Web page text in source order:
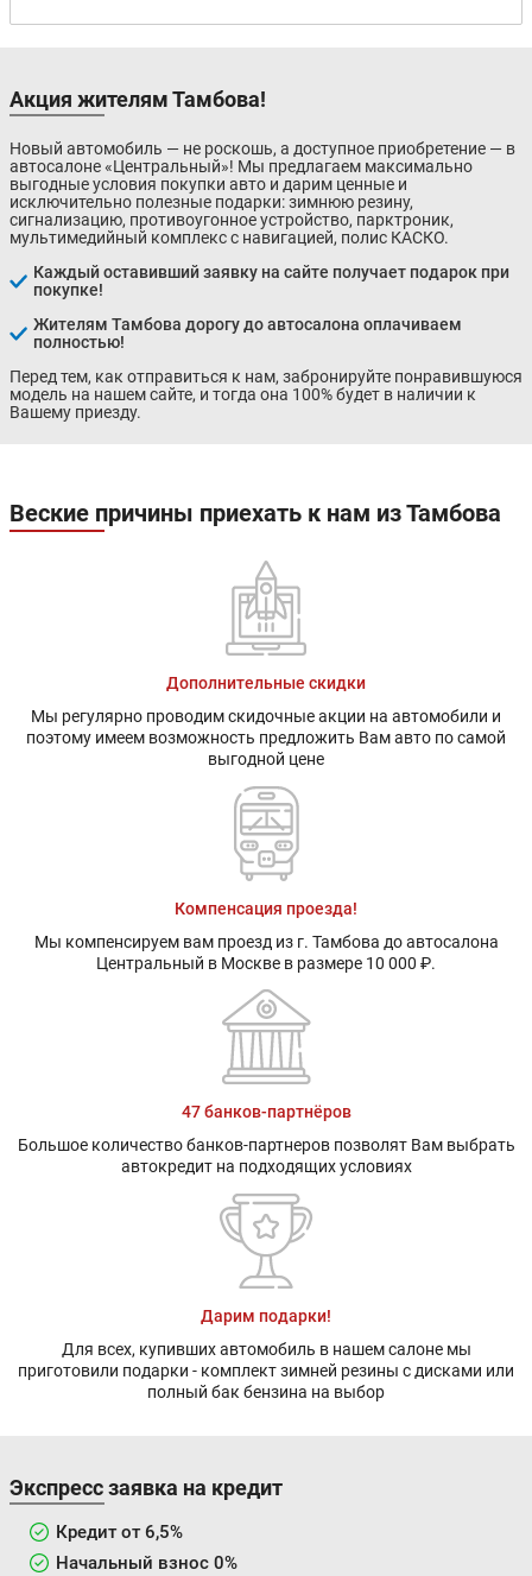
Акция жителям Тамбова!
Новый автомобиль — не роскошь, а доступное приобретение — в
автосалоне «Центральный»! Мы предлагаем максимально
выгодные условия покупки авто и дарим ценные и
исключительно полезные подарки: зимнюю резину,
сигнализацию, противоугонное устройство, парктроник,
мультимедийный комплекс с навигацией, полис КАСКО.
Каждый оставивший заявку на сайте получает подарок при
покупке!
Жителям Тамбова дорогу до автосалона оплачиваем
полностью!
Перед тем, как отправиться к нам, забронируйте понравившуюся
модель на нашем сайте, и тогда она 100% будет в наличии к
Вашему приезду.
Веские причины приехать к нам из Тамбова
Дополнительные скидки
Мы регулярно проводим скидочные акции на автомобили и
поэтому имеем возможность предложить Вам авто по самой
выгодной цене
Компенсация проезда!
Мы компенсируем вам проезд из г. Тамбова до автосалона
Центральный в Москве в размере 10 000 ₽.
47 банков-партнёров
Большое количество банков-партнеров позволят Вам выбрать
автокредит на подходящих условиях
Дарим подарки!
Для всех, купивших автомобиль в нашем салоне мы
приготовили подарки - комплект зимней резины с дисками или
полный бак бензина на выбор
Экспресс заявка на кредит
Кредит от 6,5%
Начальный взнос 0%